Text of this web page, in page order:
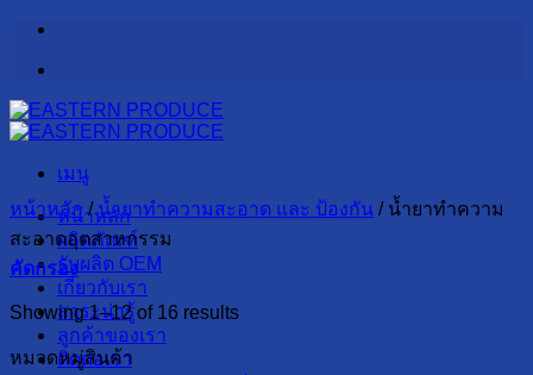
ข้าม
เนื้อหา
เมนู
หน้าหลัก
ผลิตภัณฑ์
รับผลิต OEM
เกี่ยวกับเรา
สาระน่ารู้
ลูกค้าของเรา
ติดต่อเรา
หน้าหลัก / น้ำยาทำความสะอาด และ ป้องกัน /น้ำยาทำความ
สะอาดอุตสาหกรรม
คัดกรอง
Showing 1–12 of 16 results
หมวดหมู่สินค้า